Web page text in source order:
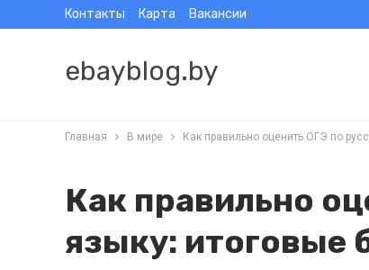
Контакты Карта Вакансии
ebayblog.by
Главная В мире Как правильно оценить ОГЭ по
Как правильно
языку: итоговые